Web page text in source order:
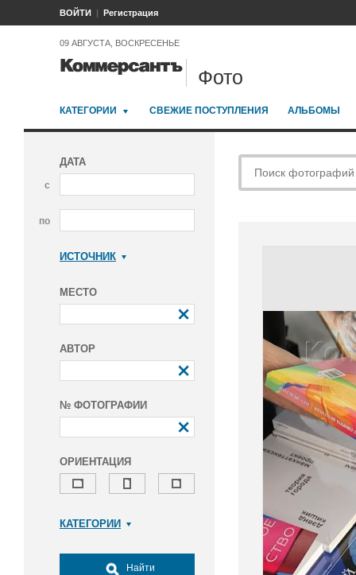
ВОЙТИ Регистрация
09 АВГУСТА, ВОСКРЕСЕНЬЕ
Фото
КАТЕГОРИИ СВЕЖИЕ ПОСТУПЛЕНИЯ АЛЬБОМЫ
ДАТА
с
по
ИСТОЧНИК
МЕСТО
АВТОР
№ ФОТОГРАФИИ
ОРИЕНТАЦИЯ
КАТЕГОРИИ
Досуг, туризм и отдых
Найти